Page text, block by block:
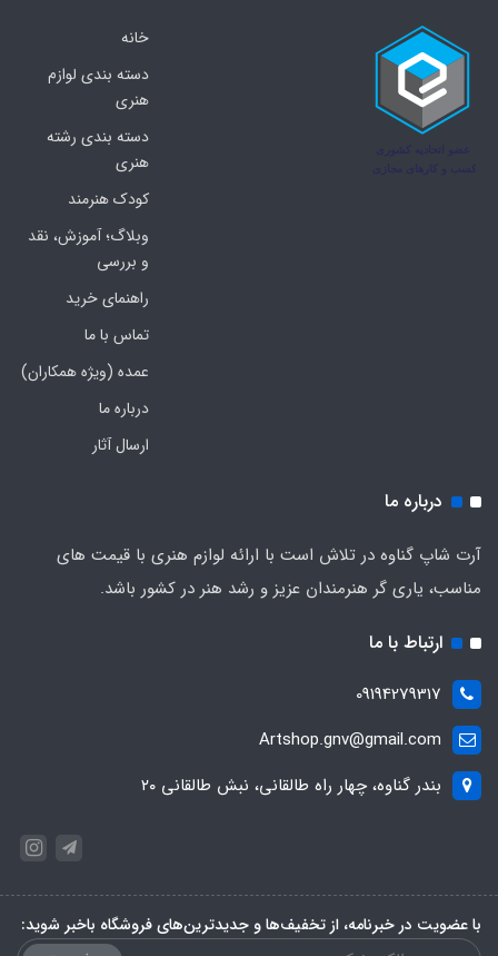
خانه
دسته بندی لوازم
هنری
دسته بندی رشته
هنری
کودک هنرمند
وبلاگ؛ آموزش، نقد
و بررسی
راهنمای خرید
تماس با ما
عمده (ویژه همکاران)
درباره ما
ارسال آثار
درباره ما
آرت شاپ گناوه در تلاش است با ارائه لوازم هنری با قیمت های
مناسب، یاری گر هنرمندان عزیز و رشد هنر در کشور باشد.
ارتباط با ما
09194279317
Artshop.gnv@gmail.com
بندر گناوه، چهار راه طالقانی، نبش طالقانی ۲۰
با عضویت در خبرنامه، از تخفیف‌ها و جدیدترین‌های فروشگاه باخبر شوید: